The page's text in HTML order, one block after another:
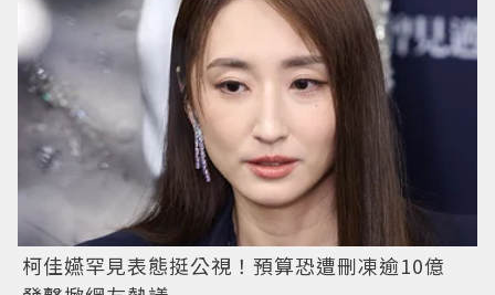
柯佳嬿罕見表態挺公視！預算恐遭刪凍逾10億